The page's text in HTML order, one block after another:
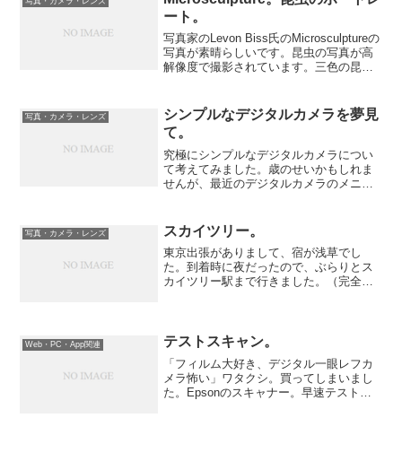
ート。
写真家のLevon Biss氏のMicrosculptureの
写真が素晴らしいです。昆虫の写真が高
解像度で撮影されています。三色の昆虫
写真・カメラ・レンズ
シンプルなデジタルカメラを夢見
て。
究極にシンプルなデジタルカメラについ
て考えてみました。歳のせいかもしれま
せんが、最近のデジタルカメラのメニュ
して考えると、職人のようなフィルムカ
メラのようにシンプルで簡...
写真・カメラ・レンズ スカイツリー。
東京出張がありまして、宿が浅草でし
た。到着時に夜だったので、ぶらりとス
カイツリー駅まで行きました。（完全に
Web・PC・App関連 テストスキャン。
「フィルム大好き、デジタル一眼レフカ
メラ怖い」ワタクシ。買ってしまいまし
た。Epsonのスキャナー。早速テストス